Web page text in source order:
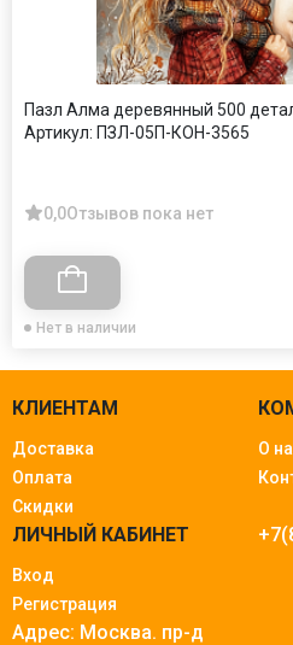
Пазл Алма деревянный 500
Артикул: ПЗЛ-05П-КОН-3565
0,0Отзывов пока нет
Нет в наличии
КЛИЕНТАМ
Доставка
Оплата
Скидки
О
ЛИЧНЫЙ КАБИНЕТ
Вход
Регистрация
Адрес: Москва. пр-д